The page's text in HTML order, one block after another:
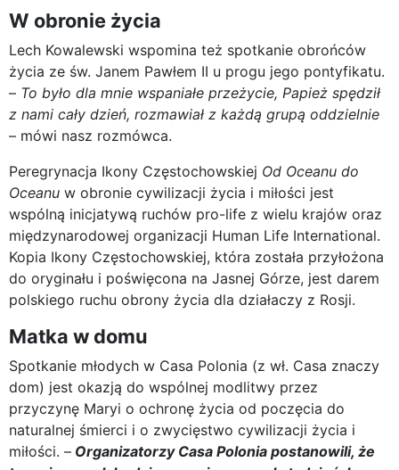
W obronie życia
Lech Kowalewski wspomina też spotkanie obrońców
życia ze św. Janem Pawłem II u progu jego pontyfikatu.
– To było dla mnie wspaniałe przeżycie, Papież spędził
z nami cały dzień, rozmawiał z każdą grupą oddzielnie
– mówi nasz rozmówca.
Peregrynacja Ikony Częstochowskiej Od Oceanu do
Oceanu w obronie cywilizacji życia i miłości jest
wspólną inicjatywą ruchów pro-life z wielu krajów oraz
międzynarodowej organizacji Human Life International.
Kopia Ikony Częstochowskiej, która została przyłożona
do oryginału i poświęcona na Jasnej Górze, jest darem
polskiego ruchu obrony życia dla działaczy z Rosji.
Matka w domu
Spotkanie młodych w Casa Polonia (z wł. Casa znaczy
dom) jest okazją do wspólnej modlitwy przez
przyczynę Maryi o ochronę życia od poczęcia do
naturalnej śmierci i o zwycięstwo cywilizacji życia i
miłości. – Organizatorzy Casa Polonia postanowili, że